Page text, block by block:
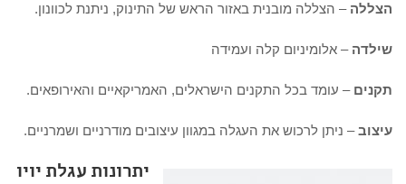
הצללה – הצללה מובנית באזור הראש של התינוק, ניתנת לכוונון.
שילדה – אלומיניום קלה ועמידה
תקנים – עומד בכל התקנים הישראלים, האמריקאיים והאירופאים.
עיצוב– ניתן לרכוש את העגלה במגוון עיצובים מודרניים ושמרניים.
יתרונות עגלת יויו